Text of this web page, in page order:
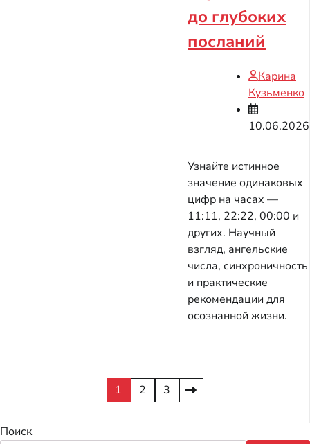
до глубоких
посланий
Карина
Кузьменко
10.06.2026
Узнайте истинное
значение одинаковых
цифр на часах —
11:11, 22:22, 00:00 и
других. Научный
взгляд, ангельские
числа, синхроничность
и практические
рекомендации для
осознанной жизни.
1 2 3
Поиск